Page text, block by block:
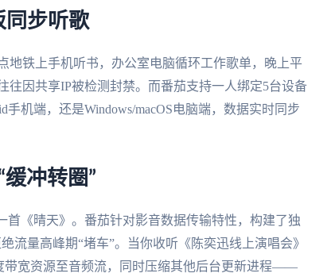
同步听歌
地铁上手机听书，办公室电脑循环工作歌单，晚上平
因共享IP被检测封禁。而番茄支持一人绑定5台设备
机端，还是Windows/macOS电脑端，数据实时同步
冲转圈”
首《晴天》。番茄针对影音数据传输特性，构建了独
流量高峰期“堵车”。当你收听《陈奕迅线上演唱会》
带宽资源至音频流，同时压缩其他后台更新进程——